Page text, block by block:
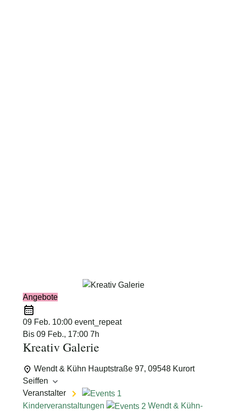
Angebote
09 Feb. 10:00 event_repeat
Bis 09 Feb., 17:00 7h
Kreativ Galerie
Wendt & Kühn Hauptstraße 97, 09548 Kurort
Seiffen
Veranstalter
Kinderveranstaltungen
Wendt & Kühn-